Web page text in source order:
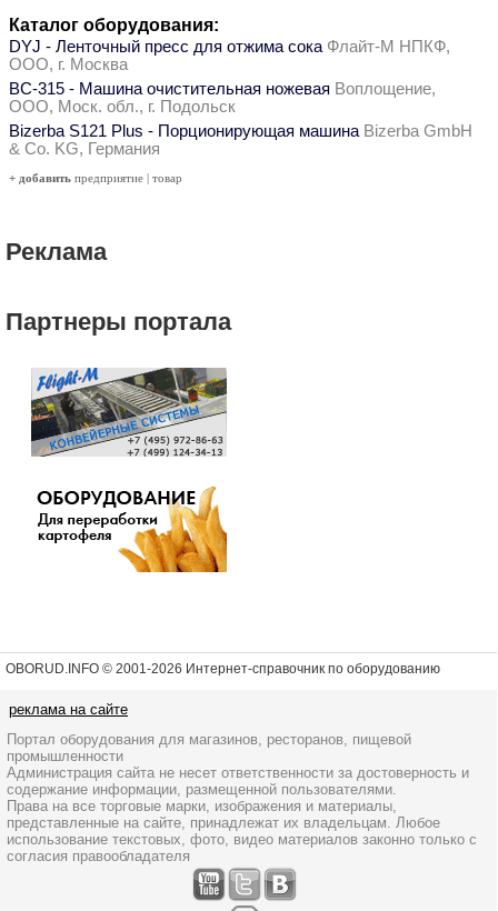
Каталог оборудования:
DYJ - Ленточный пресс для отжима сока Флайт-М НПКФ,
ООО, г. Москва
ВС-315 - Машина очистительная ножевая Воплощение,
ООО, Моск. обл., г. Подольск
Bizerba S121 Plus - Порционирующая машина Bizerba GmbH
& Co. KG, Германия
+ добавить предприятие | товар
Реклама
Партнеры портала
OBORUD.INFO © 2001-2026 Интернет-справочник по оборудованию
реклама на сайте
Портал оборудования для магазинов, ресторанов, пищевой
промышленности
Администрация сайта не несет ответственности за достоверность и
содержание информации, размещенной пользователями.
Права на все торговые марки, изображения и материалы,
представленные на сайте, принадлежат их владельцам. Любое
использование текстовых, фото, видео материалов законно только с
согласия правообладателя